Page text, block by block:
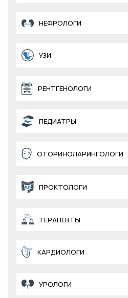
НЕФРОЛОГИ
УЗИ
РЕНТГЕНОЛОГИ
ПЕДИАТРЫ
ОТОРИНОЛАРИНГОЛОГИ
ПРОКТОЛОГИ
ТЕРАПЕВТЫ
КАРДИОЛОГИ
УРОЛОГИ